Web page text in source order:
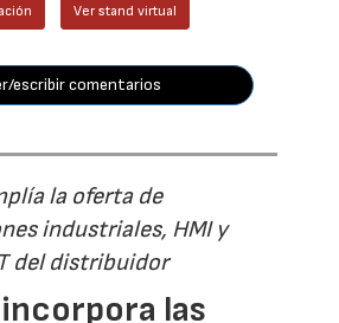
Ver stand virtual
escribir comentarios
la oferta de
industriales, HMI y
del distribuidor
las